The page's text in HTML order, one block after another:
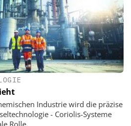
Industrie wird die präzise
- Coriolis-Systeme